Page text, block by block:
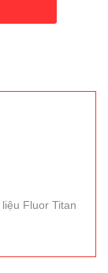
Fluor Titan